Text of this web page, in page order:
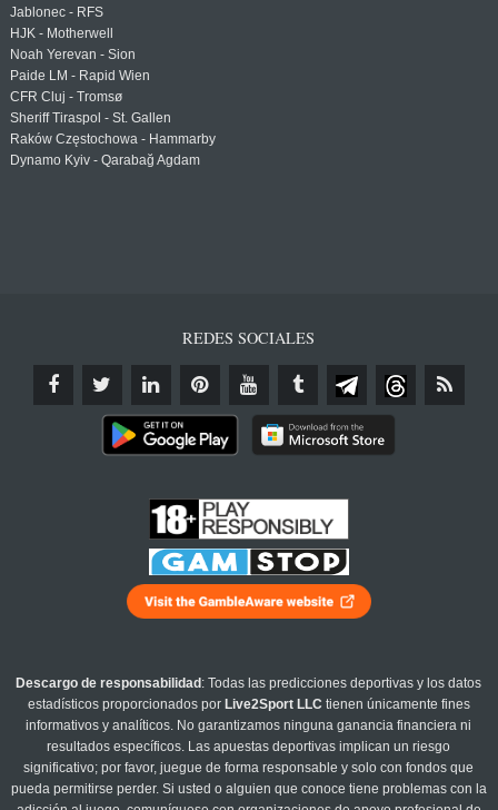
Jablonec - RFS
HJK - Motherwell
Noah Yerevan - Sion
Paide LM - Rapid Wien
CFR Cluj - Tromsø
Sheriff Tiraspol - St. Gallen
Raków Częstochowa - Hammarby
Dynamo Kyiv - Qarabağ Agdam
REDES SOCIALES
Descargo de responsabilidad : Todas las predicciones deportivas y los datos
estadísticos proporcionados por Live2Sport LLC tienen únicamente fines
informativos y analíticos. No garantizamos ninguna ganancia financiera ni
resultados específicos. Las apuestas deportivas implican un riesgo
significativo; por favor, juegue de forma responsable y solo con fondos que
pueda permitirse perder. Si usted o alguien que conoce tiene problemas con la